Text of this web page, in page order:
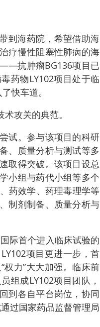
到海药院，希望借助海
疗慢性阻塞性肺病的海
抗肿瘤BG136项目已
药物LY102项目处于临
快车道。
攻关的典范。
试。参与该项目的科研
、质量分析与测试等多
取得突破。该项目设总
小组与药代小组等多个
药效学、药理毒理学等
制剂制备、质量分析与
际首个进入临床试验的
项目更进一步，首
力”大大加强。临床前
组成LY102项目团队，
到各自平台岗位，协同
过国家药品监督管理局